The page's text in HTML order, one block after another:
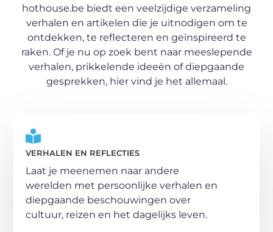
hothouse.be biedt een veelzijdige verzameling
verhalen en artikelen die je uitnodigen om te
ontdekken, te reflecteren en geïnspireerd te
raken. Of je nu op zoek bent naar meeslepende
verhalen, prikkelende ideeën of diepgaande
gesprekken, hier vind je het allemaal.
VERHALEN EN REFLECTIES
Laat je meenemen naar andere
werelden met persoonlijke verhalen en
diepgaande beschouwingen over
cultuur, reizen en het dagelijks leven.